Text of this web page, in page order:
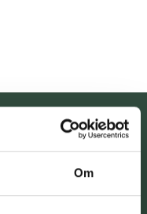
Om
for dansk